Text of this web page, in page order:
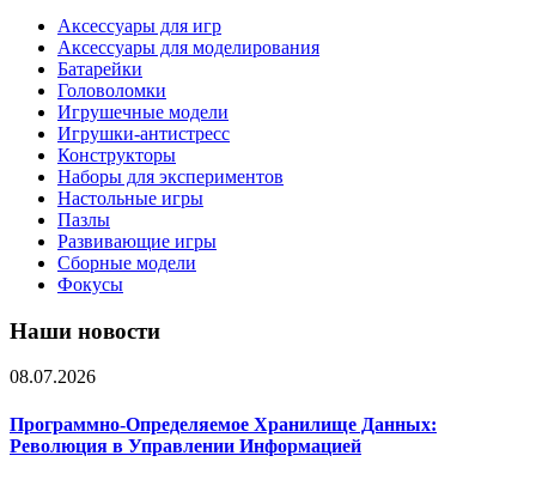
Аксессуары для игр
Аксессуары для моделирования
Батарейки
Головоломки
Игрушечные модели
Игрушки-антистресс
Конструкторы
Наборы для экспериментов
Настольные игры
Пазлы
Развивающие игры
Сборные модели
Фокусы
Наши новости
08.07.2026
Программно-Определяемое Хранилище Данных:
Революция в Управлении Информацией